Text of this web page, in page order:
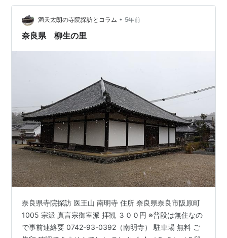
す。 五劫思惟阿弥陀如来坐像（重文）鎌倉時代 【五劫院
を訪ねて】 五劫院は、前から訪れたいと思ってい…
満天太朗の寺院探訪とコラム • 5年前
奈良県 柳生の里
奈良県寺院探訪 医王山 南明寺 住所 奈良県奈良市阪原町
1005 宗派 真言宗御室派 拝観 ３００円 ※普段は無住なの
で事前連絡要 0742-93-0392（南明寺） 駐車場 無料 ご